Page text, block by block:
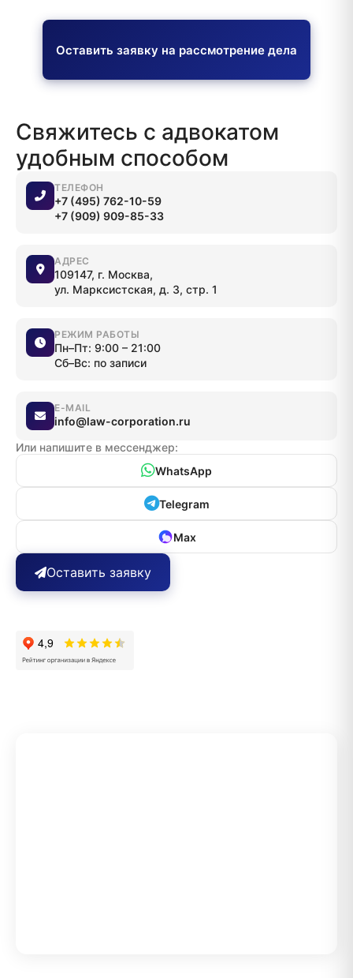
Оставить заявку на рассмотрение дела
Свяжитесь с адвокатом
удобным способом
ТЕЛЕФОН
+7 (495) 762-10-59
+7 (909) 909-85-33
АДРЕС
109147, г. Москва,
ул. Марксистская, д. 3, стр. 1
РЕЖИМ РАБОТЫ
Пн–Пт: 9:00 – 21:00
Сб–Вс: по записи
E-MAIL
info@law-corporation.ru
Или напишите в мессенджер:
WhatsApp
Telegram
Max
Оставить заявку